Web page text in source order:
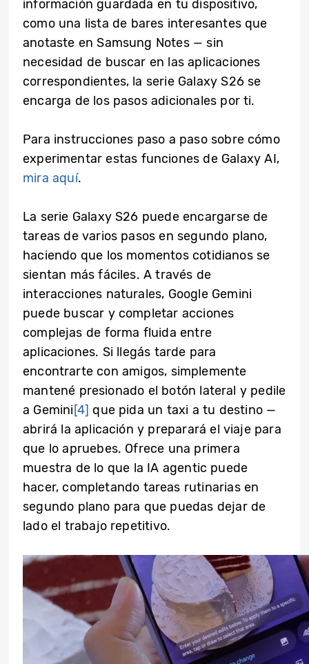
información guardada en tu dispositivo,
como una lista de bares interesantes que
anotaste en Samsung Notes — sin
necesidad de buscar en las aplicaciones
correspondientes, la serie Galaxy S26 se
encarga de los pasos adicionales por ti.
Para instrucciones paso a paso sobre cómo
experimentar estas funciones de Galaxy AI,
mira aquí.
La serie Galaxy S26 puede encargarse de
tareas de varios pasos en segundo plano,
haciendo que los momentos cotidianos se
sientan más fáciles. A través de
interacciones naturales, Google Gemini
puede buscar y completar acciones
complejas de forma fluida entre
aplicaciones. Si llegás tarde para
encontrarte con amigos, simplemente
mantené presionado el botón lateral y pedile
a Gemini[4] que pida un taxi a tu destino —
abrirá la aplicación y preparará el viaje para
que lo apruebes. Ofrece una primera
muestra de lo que la IA agentic puede
hacer, completando tareas rutinarias en
segundo plano para que puedas dejar de
lado el trabajo repetitivo.